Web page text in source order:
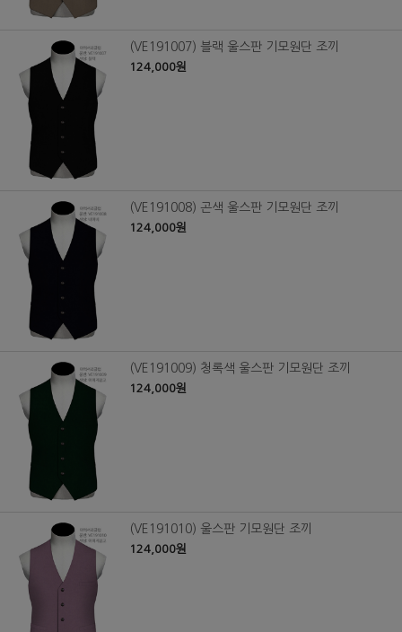
(VE191007) 블랙 울스판 기모원단 조끼
124,000원
(VE191008) 곤색 울스판 기모원단 조끼
124,000원
(VE191009) 청록색 울스판 기모원단 조끼
124,000원
(VE191010) 울스판 기모원단 조끼
124,000원